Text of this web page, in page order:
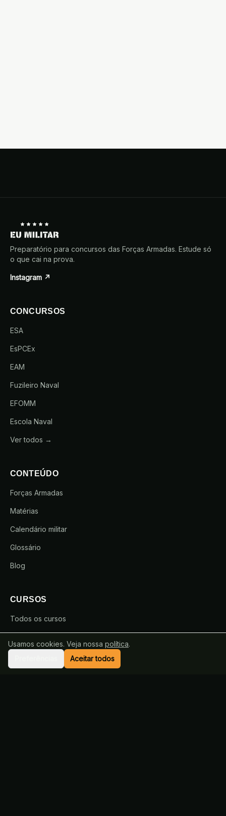
Preparatório para concursos das Forças Armadas. Estude só
o que cai na prova.
Instagram ↗
CONCURSOS
ESA
EsPCEx
EAM
Fuzileiro Naval
EFOMM
Escola Naval
Ver todos →
CONTEÚDO
Forças Armadas
Matérias
Calendário militar
Glossário
Blog
CURSOS
Todos os cursos
Usamos cookies. Veja nossa política.
Aceitar todos